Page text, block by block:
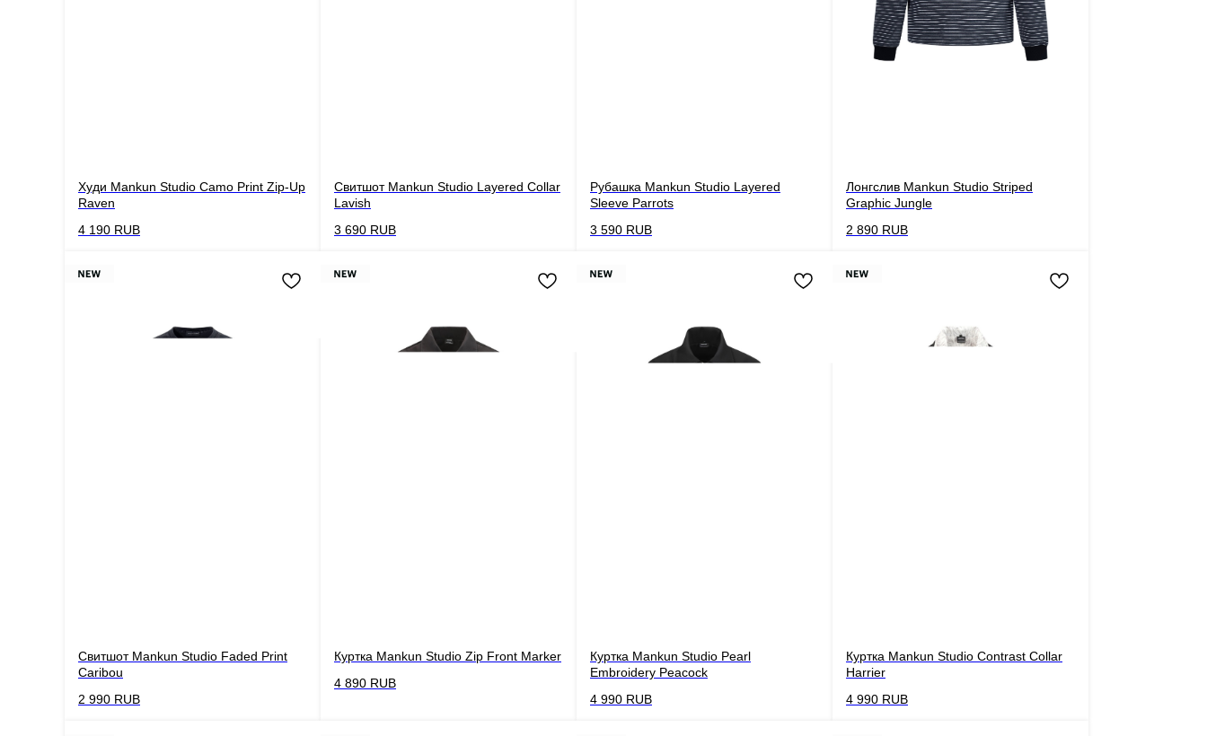
Худи Mankun Studio Camo Print Zip-Up
Raven
4 190 RUB
Свитшот Mankun Studio Layered Collar
Lavish
3 690 RUB
Рубашка Mankun Studio Layered
Sleeve Parrots
3 590 RUB
Лонгслив Mankun Studio Striped
Graphic Jungle
2 890 RUB
Свитшот Mankun Studio Faded Print
Caribou
2 990 RUB
Куртка Mankun Studio Zip Front Marker
4 890 RUB
Куртка Mankun Studio Pearl
Embroidery Peacock
4 990 RUB
Куртка Mankun Studio Contrast Collar
Harrier
4 990 RUB